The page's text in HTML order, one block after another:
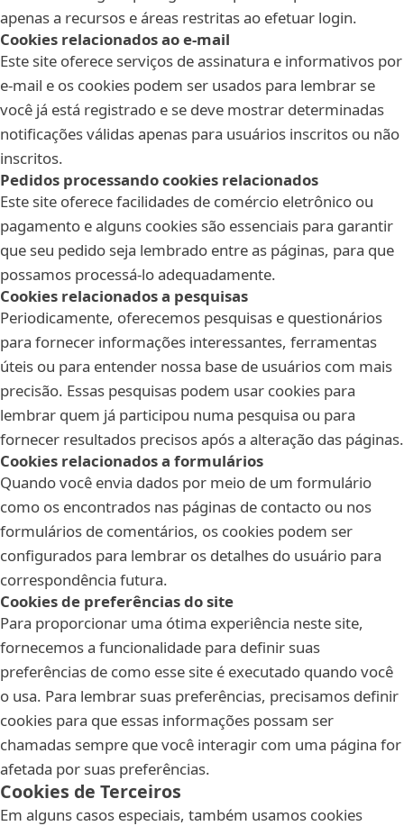
apenas a recursos e áreas restritas ao efetuar login.
Cookies relacionados ao e-mail
Este site oferece serviços de assinatura e informativos por
e-mail e os cookies podem ser usados para lembrar se
você já está registrado e se deve mostrar determinadas
notificações válidas apenas para usuários inscritos ou não
inscritos.
Pedidos processando cookies relacionados
Este site oferece facilidades de comércio eletrônico ou
pagamento e alguns cookies são essenciais para garantir
que seu pedido seja lembrado entre as páginas, para que
possamos processá-lo adequadamente.
Cookies relacionados a pesquisas
Periodicamente, oferecemos pesquisas e questionários
para fornecer informações interessantes, ferramentas
úteis ou para entender nossa base de usuários com mais
precisão. Essas pesquisas podem usar cookies para
lembrar quem já participou numa pesquisa ou para
fornecer resultados precisos após a alteração das páginas.
Cookies relacionados a formulários
Quando você envia dados por meio de um formulário
como os encontrados nas páginas de contacto ou nos
formulários de comentários, os cookies podem ser
configurados para lembrar os detalhes do usuário para
correspondência futura.
Cookies de preferências do site
Para proporcionar uma ótima experiência neste site,
fornecemos a funcionalidade para definir suas
preferências de como esse site é executado quando você
o usa. Para lembrar suas preferências, precisamos definir
cookies para que essas informações possam ser
chamadas sempre que você interagir com uma página for
afetada por suas preferências.
Cookies de Terceiros
Em alguns casos especiais, também usamos cookies